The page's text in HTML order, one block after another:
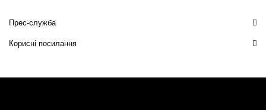
Прес-служба
Корисні посилання